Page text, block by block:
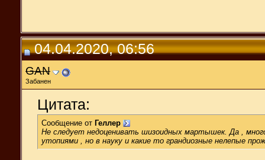
04.04.2020, 06:56
GAN
Забанен
Цитата:
Сообщение от Геллер
Не следует недоценивать шизоидных мартышек. Да ,
утопиями , но в науку и какие то грандиозные нелепые